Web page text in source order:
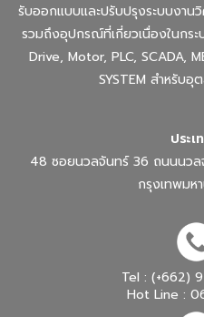
รับออกแบบและปรับปรุงระบบงาน
รวมถึงอุปกรณ์ที่เกี่ยวเนื่องในกร
Drive, Motor, PLC, SCADA,
SYSTEM สำหรับอุ
ประเ
48 ซอยนวลจันทร์ 36 ถนนนว
กรุงเทพมห
Tel : (+662)
Hot Line :